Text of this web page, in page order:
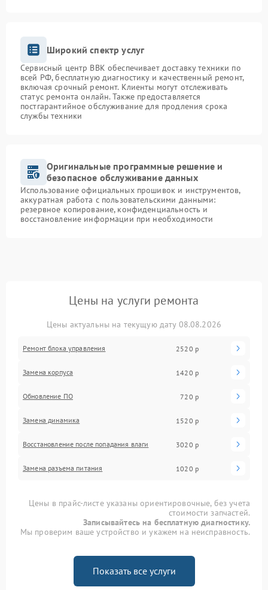
Широкий спектр услуг
Сервисный центр BBK обеспечивает доставку техники по
всей РФ, бесплатную диагностику и качественный ремонт,
включая срочный ремонт. Клиенты могут отслеживать
статус ремонта онлайн. Также предоставляется
постгарантийное обслуживание для продления срока
службы техники
Оригинальные программные решение и
безопасное обслуживание данных
Использование официальных прошивок и инструментов,
аккуратная работа с пользовательскими данными:
резервное копирование, конфиденциальность и
восстановление информации при необходимости
Цены на услуги ремонта
Цены актуальны на текущую дату 08.08.2026
Ремонт блока управления 2520 р
Замена корпуса 1420 р
Обновление ПО 720 р
Замена динамика 1520 р
Восстановление после попадания влаги 3020 р
Замена разъема питания 1020 р
Цены в прайс-листе указаны ориентировочные, без учета
стоимости запчастей.
Записывайтесь на бесплатную диагностику.
Мы проверим ваше устройство и укажем на неисправность.
Показать все услуги